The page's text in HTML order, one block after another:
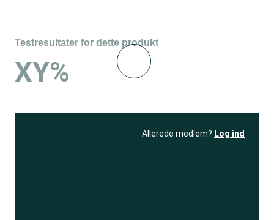
Testresultater for dette produkt
XY%
Allerede medlem? Log ind